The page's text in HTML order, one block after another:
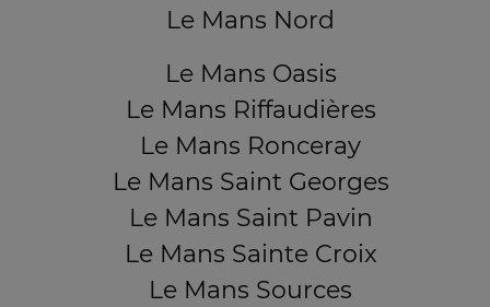
Le Mans Nord
Le Mans Oasis
Le Mans Riffaudières
Le Mans Ronceray
Le Mans Saint Georges
Le Mans Saint Pavin
Le Mans Sainte Croix
Le Mans Sources